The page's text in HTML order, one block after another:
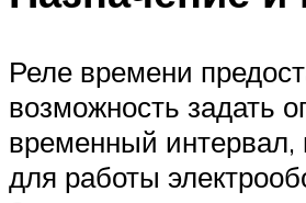
Реле времени
возможность задать
временный
для работы